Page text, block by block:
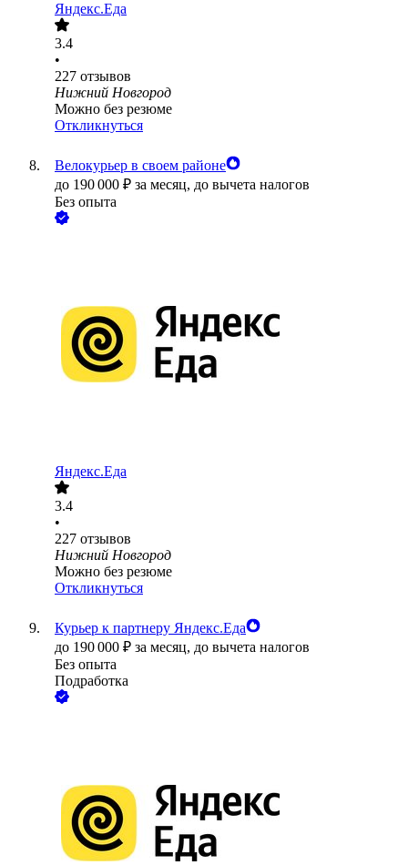
Яндекс.Еда
3.4
•
227 отзывов
Нижний Новгород
Можно без резюме
Откликнуться
Велокурьер в своем районе
до 190 000 ₽ за месяц, до вычета налогов
Без опыта
Яндекс.Еда
3.4
•
227 отзывов
Нижний Новгород
Можно без резюме
Откликнуться
Курьер к партнеру Яндекс.Еда
до 190 000 ₽ за месяц, до вычета налогов
Без опыта
Подработка